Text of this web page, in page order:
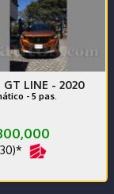
ganga,
GT LINE - 2020
- 5 pas.
impecable. Muy